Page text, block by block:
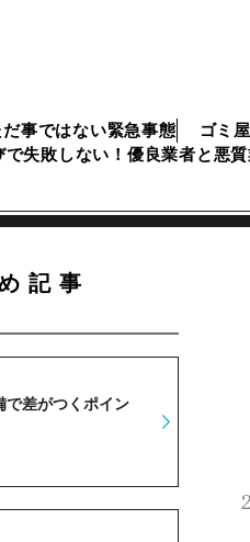
だ事ではない緊急事態 ゴミ
で失敗しない！優良業者と悪
記事
で差がつくポイン